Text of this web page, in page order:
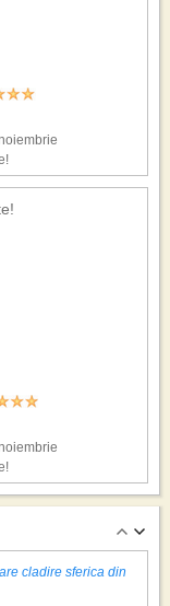
Targu Mures
cladire sferica din